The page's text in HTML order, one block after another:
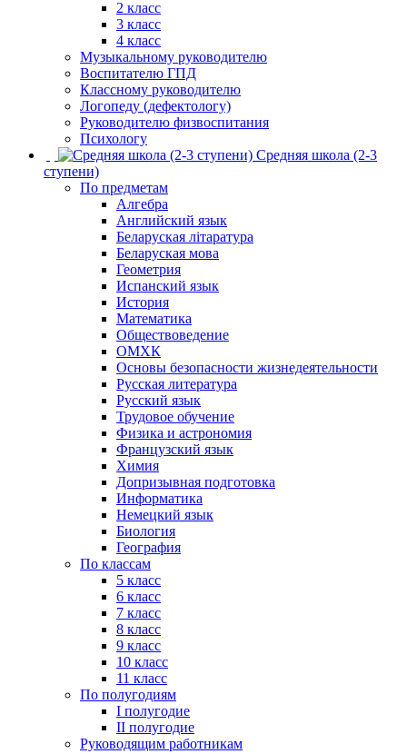
2 класс
3 класс
4 класс
Музыкальному руководителю
Воспитателю ГПД
Классному руководителю
Логопеду (дефектологу)
Руководителю физвоспитания
Психологу
Средняя школа (2-3
ступени)
По предметам
Алгебра
Английский язык
Беларуская літаратура
Беларуская мова
Геометрия
Испанский язык
История
Математика
Обществоведение
ОМХК
Основы безопасности жизнедеятельности
Русская литература
Русский язык
Трудовое обучение
Физика и астрономия
Французский язык
Химия
Допризывная подготовка
Информатика
Немецкий язык
Биология
География
По классам
5 класс
6 класс
7 класс
8 класс
9 класс
10 класс
11 класс
По полугодиям
I полугодие
II полугодие
Руководящим работникам